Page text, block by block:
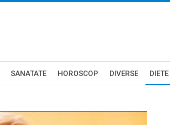
SANATATE HOROSCOP DIVERSE DIETE